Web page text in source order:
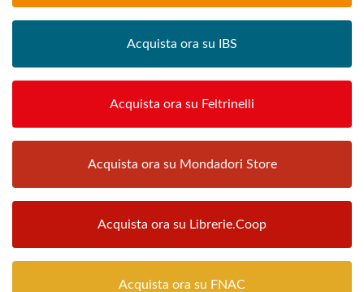
Acquista ora su IBS
Acquista ora su Feltrinelli
Acquista ora su Mondadori Store
Acquista ora su Librerie.Coop
Acquista ora su FNAC